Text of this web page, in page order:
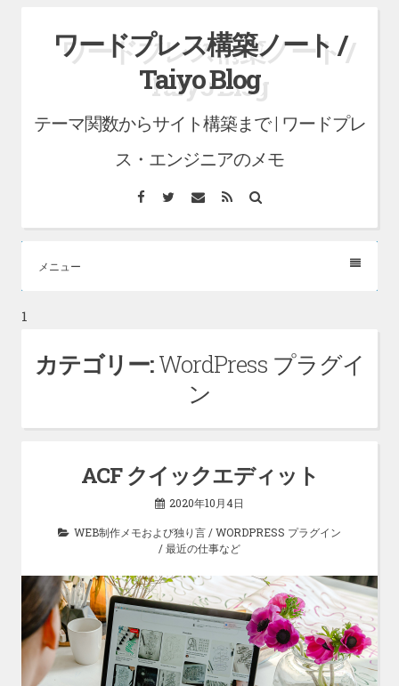
ッ
ワードプレス構築ノート /
Taiyo Blog
テーマ関数からサイト構築まで | ワードプレ
ス・エンジニアのメモ
Facebook
Twitterメ
RSS
メニュー
1
カテゴリー:WordPress プラグイ
ン
ACF クイックエディット
2020年10月4日
WEB制作メモおよび独り言 /WORDPRESS プラグイン
/最近の仕事など